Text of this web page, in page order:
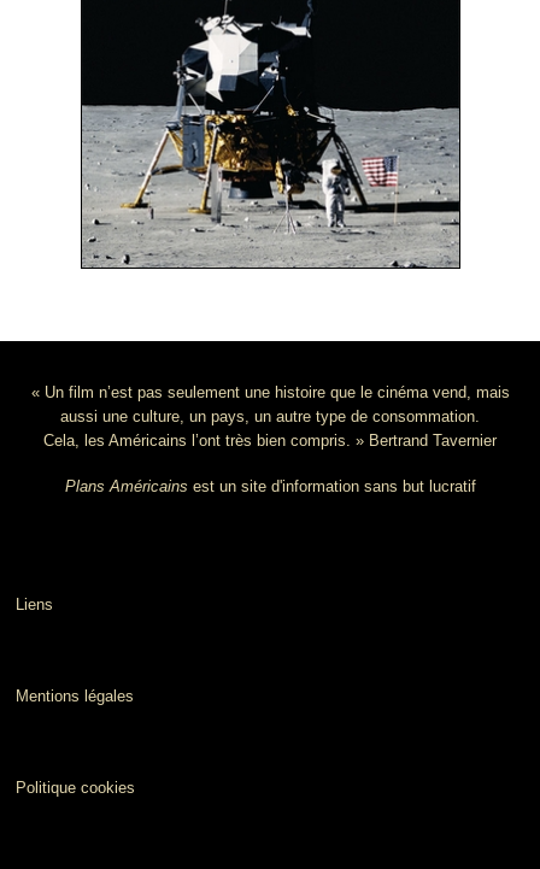
« Un film n’est pas seulement une histoire que le cinéma vend, mais
aussi une culture, un pays, un autre type de consommation.
Cela, les Américains l’ont très bien compris. » Bertrand Tavernier
Plans Américains est un site d'information sans but lucratif
Liens
Mentions légales
Politique cookies